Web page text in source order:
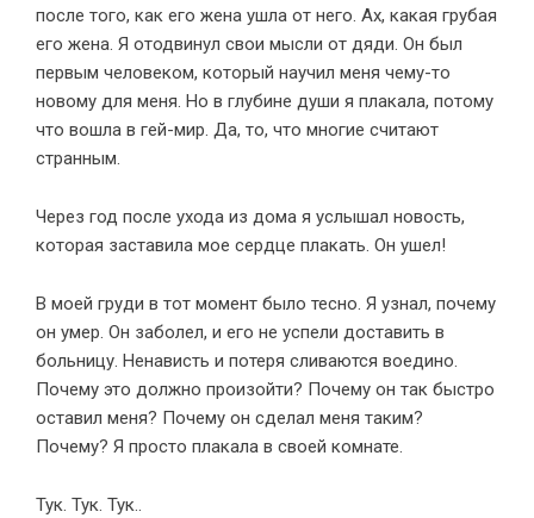
после того, как его жена ушла от него. Ах, какая грубая
его жена. Я отодвинул свои мысли от дяди. Он был
первым человеком, который научил меня чему-то
новому для меня. Но в глубине души я плакала, потому
что вошла в гей-мир. Да, то, что многие считают
странным.
Через год после ухода из дома я услышал новость,
которая заставила мое сердце плакать. Он ушел!
В моей груди в тот момент было тесно. Я узнал, почему
он умер. Он заболел, и его не успели доставить в
больницу. Ненависть и потеря сливаются воедино.
Почему это должно произойти? Почему он так быстро
оставил меня? Почему он сделал меня таким?
Почему? Я просто плакала в своей комнате.
Тук. Тук. Тук..